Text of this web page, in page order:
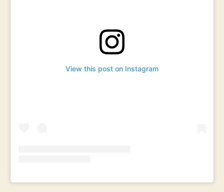
View this post on Instagram